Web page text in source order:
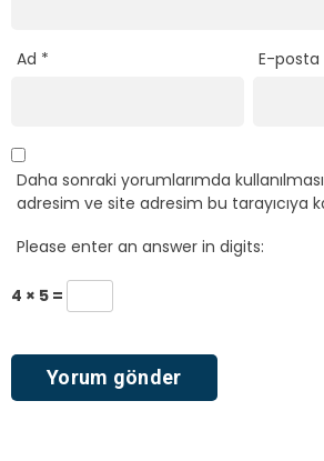
Ad * E-posta
Daha sonraki yorumlarımda
adresim ve site adresim bu tarayıcıya
Please enter an answer in digits:
4 × 5 =